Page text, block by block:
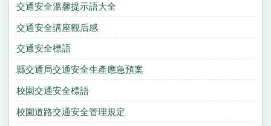
交通安全溫馨提示語大全
交通安全講座觀后感
交通安全標語
縣交通局交通安全生產應急預案
校園交通安全標語
校園道路交通安全管理規定